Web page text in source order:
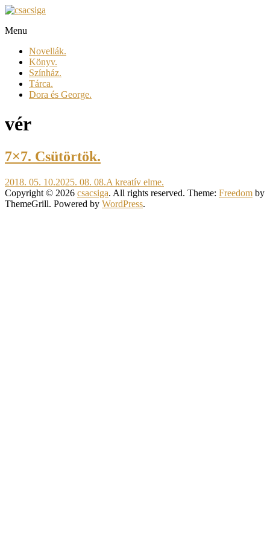
Skip
content
csacsiga
megél.
regél.
Menu
Novellák.
Könyv.
Színház.
Tárca.
Dora és George.
vér
7×7. Csütörtök.
2018. 05. 10.2025. 08. 08.A kreatív elme.
Copyright © 2026 csacsiga. All rights reserved. Theme: Freedom by
ThemeGrill. Powered by WordPress.